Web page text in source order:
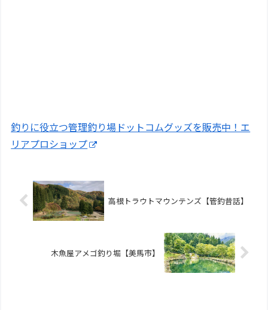
釣りに役立つ管理釣り場ドットコムグッズを販売中！エ
リアプロショップ
高根トラウトマウンテンズ【管釣昔話】
木魚屋アメゴ釣り堀【美馬市】